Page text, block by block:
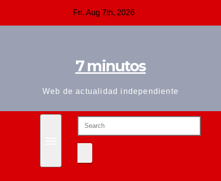
Fri. Aug 7th, 2026
7 minutos
Web de actualidad independiente